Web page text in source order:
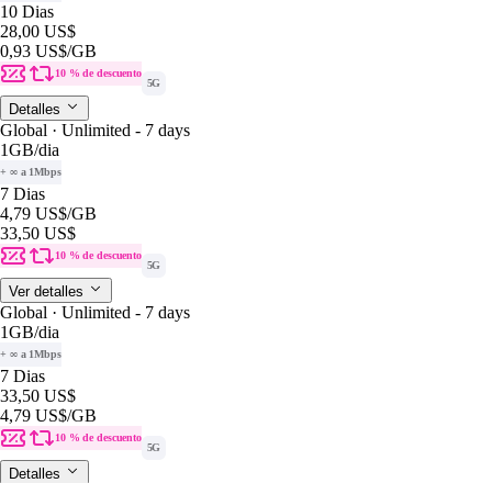
10 Dias
28,00 US$
0,93 US$/GB
10 % de descuento
5G
Detalles
Global · Unlimited - 7 days
1GB/dia
+ ∞ a 1Mbps
7 Dias
4,79 US$/GB
33,50 US$
10 % de descuento
5G
Ver detalles
Global · Unlimited - 7 days
1GB/dia
+ ∞ a 1Mbps
7 Dias
33,50 US$
4,79 US$/GB
10 % de descuento
5G
Detalles